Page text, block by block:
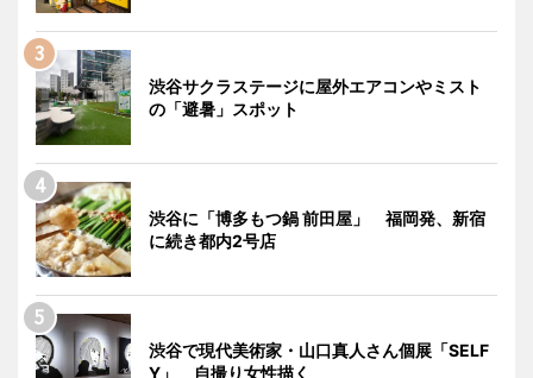
渋谷サクラステージに屋外エアコンやミスト
の「避暑」スポット
渋谷に「博多もつ鍋 前田屋」 福岡発、新宿
に続き都内2号店
渋谷で現代美術家・山口真人さん個展「SELF
Y」 自撮り女性描く